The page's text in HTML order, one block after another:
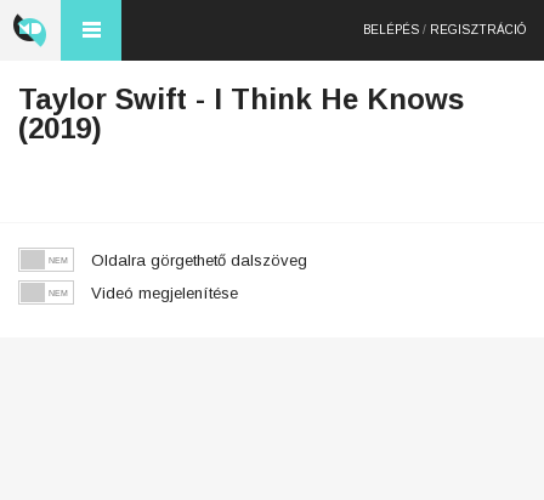
BELÉPÉS / REGISZTRÁCIÓ
Taylor Swift - I Think He Knows
(2019)
Oldalra görgethető dalszöveg
Videó megjelenítése